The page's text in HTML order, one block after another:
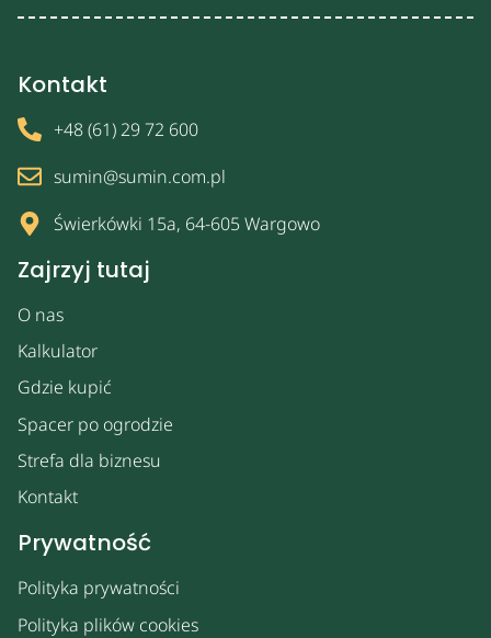
Zajrzyj tutaj
O nas
Kalkulator
Gdzie kupić
Spacer po ogrodzie
Strefa dla biznesu
Kontakt
Prywatność
Polityka prywatności
Polityka plików cookies
Kontakt
+48 (61) 29 72 600
sumin@sumin.com.pl
Świerkówki 15a, 64-605 Wargowo